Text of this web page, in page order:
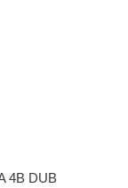
4B DUB